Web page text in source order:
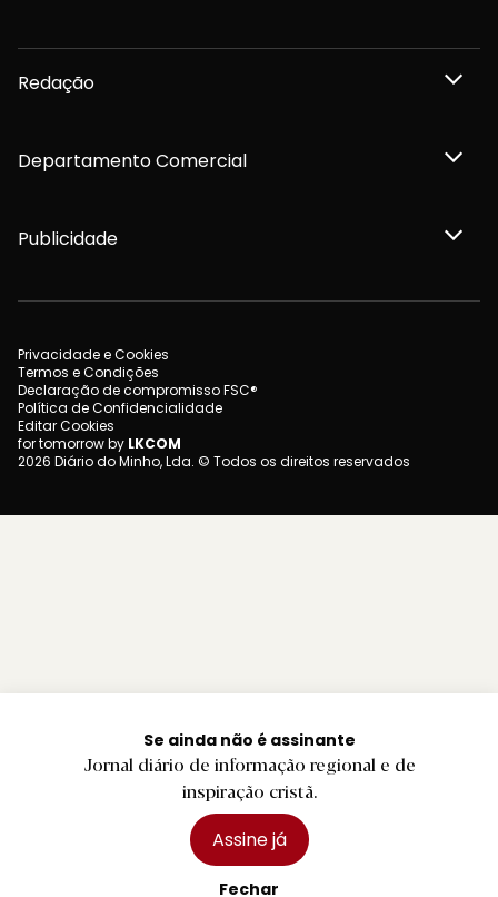
Se ainda não é assinante
Jornal diário de informação regional e de
inspiração cristã.
Assine já
Fechar
Redação
Departamento Comercial
Publicidade
Privacidade e Cookies
Termos e Condições
Declaração de compromisso FSC®
Política de Confidencialidade
Editar Cookies
for tomorrow by LKCOM
2026 Diário do Minho, Lda. © Todos os direitos reservados